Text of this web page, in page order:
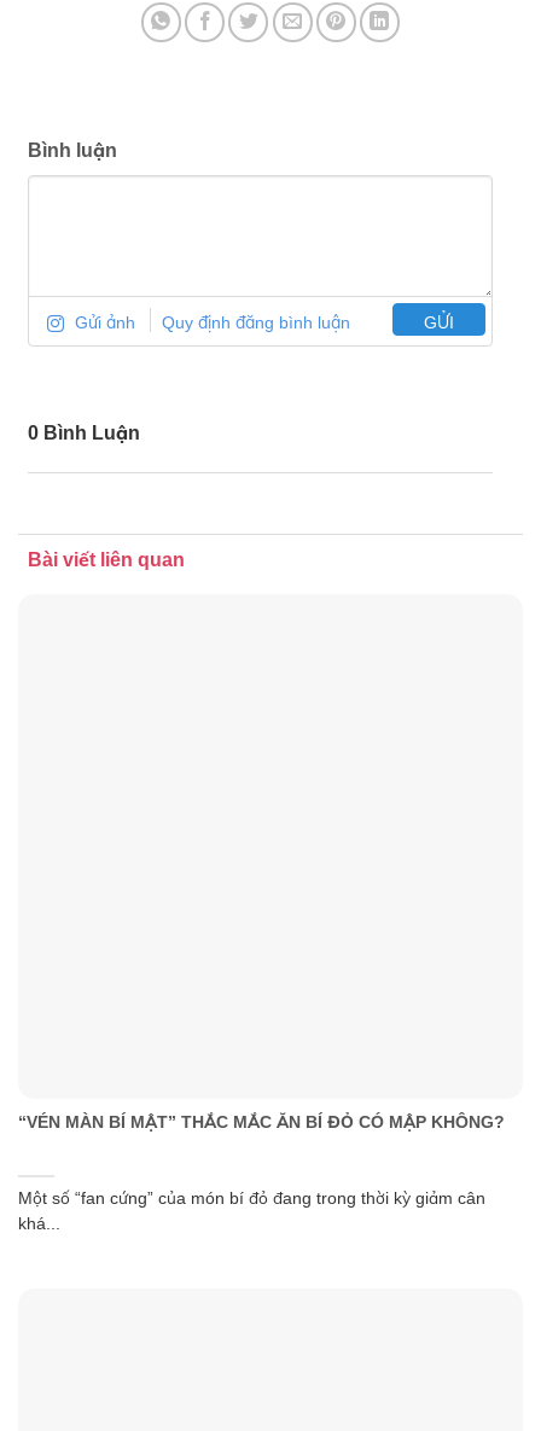
Bình luận
Gửi ảnh Quy định đăng bình luận GỬI
0 Bình Luận
Bài viết liên quan
“VÉN MÀN BÍ MẬT” THẮC MẮC ĂN BÍ ĐỎ CÓ MẬP KHÔNG?
Một số “fan cứng” của món bí đỏ đang trong thời kỳ giảm cân
khá...